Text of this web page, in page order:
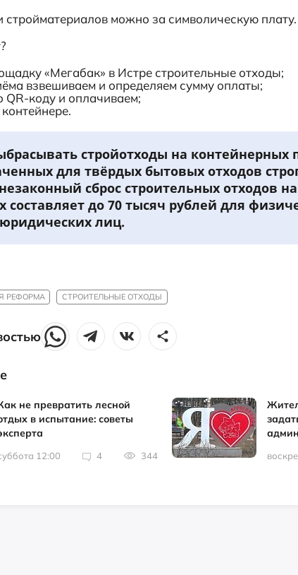
стройматериалов можно за символическую плату.
«Мегабак» в Истре строительные отходы;
взвешиваем и определяем сумму оплаты;
QR-коду и оплачиваем;
стройотходы на контейнерных
для твёрдых бытовых отходов
сброс строительных отходов
составляет до 70 тысяч рублей для
лиц.
РЕФОРМА СТРОИТЕЛЬНЫЕ ОТХОДЫ
не превратить лесной
в испытание: советы
12:00 4 344